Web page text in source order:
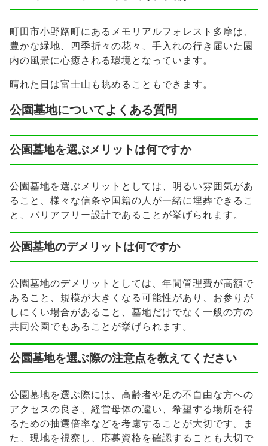
町田市小野路町にあるメモリアルフォレスト多摩は、
豊かな緑地、四季折々の花々、手入れの行き届いた園
内の風景に心癒される環境となっています。
晴れた日は富士山も眺めることもできます。
公園墓地についてよくある質問
公園墓地を選ぶメリットは何ですか
公園墓地を選ぶメリットとしては、明るい雰囲気があ
ること、様々な信条や国籍の人が一緒に埋葬できるこ
と、バリアフリー設計であることが挙げられます。
公園墓地のデメリットは何ですか
公園墓地のデメリットとしては、年間管理費が高額で
あること、規模が大きくなる可能性があり、お参りが
しにくい場合があること、墓地だけでなく一般の方の
共同公園でもあることが挙げられます。
公園墓地を選ぶ際の注意点を教えてください
公園墓地を選ぶ際には、高齢者や足の不自由な方への
アクセスの良さ、経営母体の違い、希望する場所を得
るための抽選倍率などを考慮することが大切です。ま
た、現地を視察し、応募資格を確認することも大切で